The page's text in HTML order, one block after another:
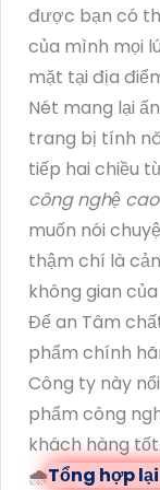
được bạn có
của mình mọi
mặt tại địa
Nét mang lại
trang bị tính
tiếp hai chiều
công nghệ cao
muốn nói
thậm chí là
không gian
Để an Tâm
phẩm chính
Công ty này
phẩm công
khách hàng
🌧️Tổng hợp